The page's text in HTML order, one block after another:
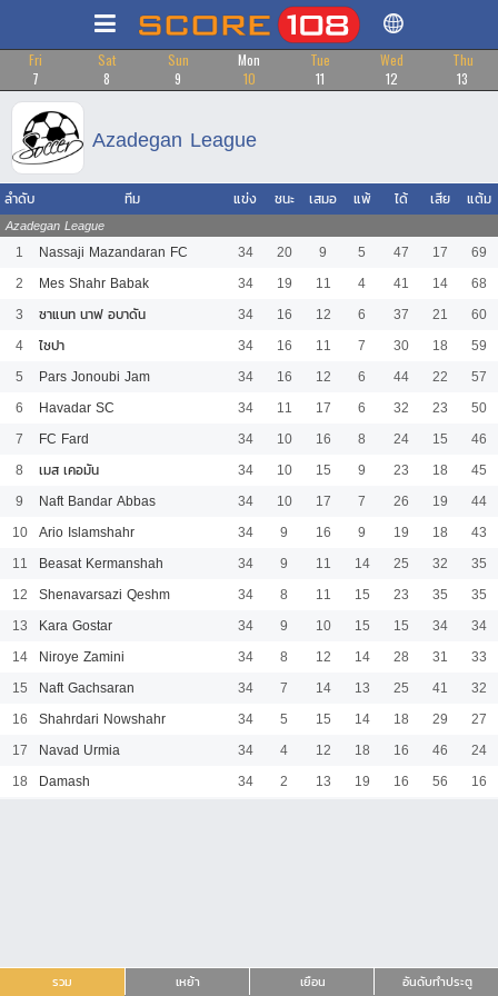
Fri
7
Sat
8
Sun
9
Mon
10
Tue
11
Wed
12
Thu
13
Azadegan League
รวม เหย้า เยือน อันดับทำประตู
ลำดับ ทีม แข่ง ชนะ เสมอ แพ้ ได้ เสีย แต้ม
Azadegan League
1 Nassaji Mazandaran FC 34 20 9 5 47 17
69
2
Mes Shahr Babak 34 19 11 4 41 14
68
3
ซาแนท นาฟ อบาดัน 34 16 12 6 37 21
60
4
ไซปา 34 16 11 7 30 18
59
5
Pars Jonoubi Jam 34 16 12 6 44 22
57
6
Havadar SC 34 11 17 6 32 23
50
7
FC Fard 34 10 16 8 24 15
46
8
เมส เคอมัน 34 10 15 9 23 18
45
9
Naft Bandar Abbas 34 10 17 7 26 19
44
10 Ario Islamshahr 34 9 16 9 19 18
43
11
Beasat Kermanshah 34 9 11 14 25 32
35
12
Shenavarsazi Qeshm 34 8 11 15 23 35
35
13
Kara Gostar 34 9 10 15 15 34
34
14
Niroye Zamini 34 8 12 14 28 31
33
15
Naft Gachsaran 34 7 14 13 25 41
32
16
Shahrdari Nowshahr 34 5 15 14 18 29
27
17
Navad Urmia 34 4 12 18 16 46
24
18
Damash 34 2 13 19 16 56 16